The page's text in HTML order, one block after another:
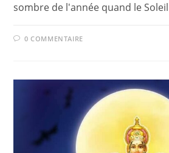
sombre de l'année quand le
0 COMMENTAIRE